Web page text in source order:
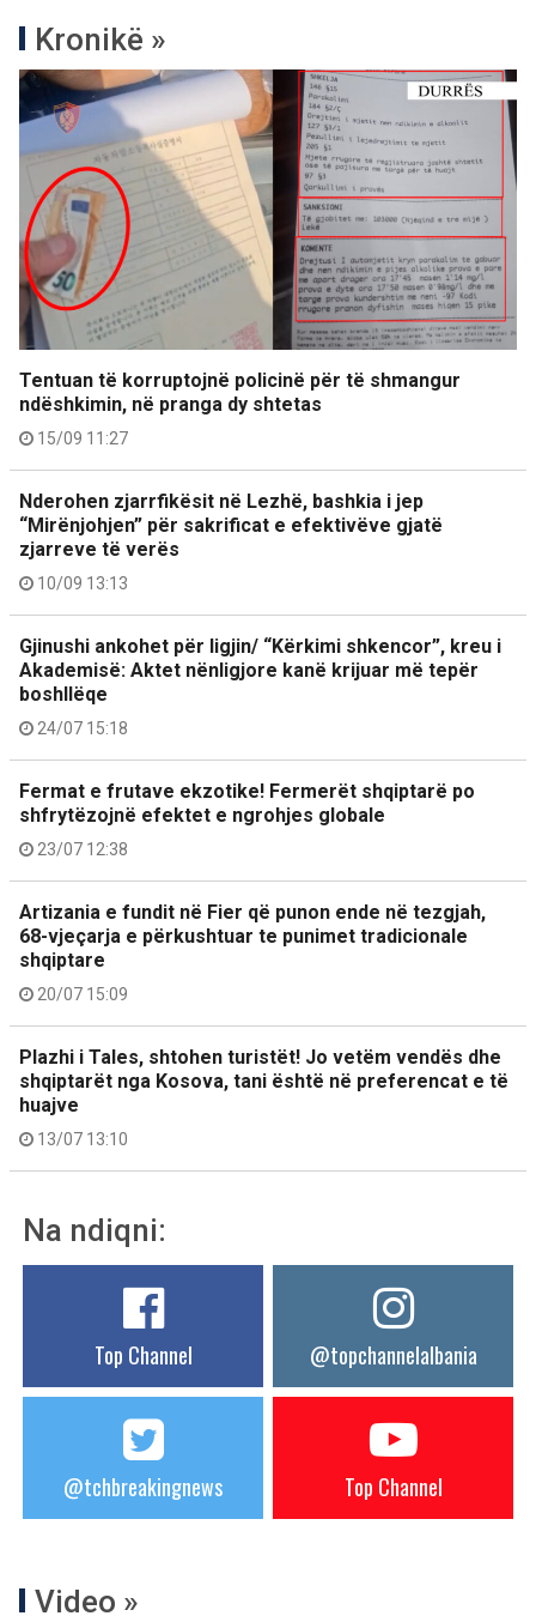
Kronikë »
Tentuan të korruptojnë policinë për të shmangur
ndëshkimin, në pranga dy shtetas
15/09 11:27
Nderohen zjarrfikësit në Lezhë, bashkia i jep
“Mirënjohjen” për sakrificat e efektivëve gjatë
zjarreve të verës
10/09 13:13
Gjinushi ankohet për ligjin/ “Kërkimi shkencor”, kreu i
Akademisë: Aktet nënligjore kanë krijuar më tepër
boshllëqe
24/07 15:18
Fermat e frutave ekzotike! Fermerët shqiptarë po
shfrytëzojnë efektet e ngrohjes globale
23/07 12:38
Artizania e fundit në Fier që punon ende në tezgjah,
68-vjeçarja e përkushtuar te punimet tradicionale
shqiptare
20/07 15:09
Plazhi i Tales, shtohen turistët! Jo vetëm vendës dhe
shqiptarët nga Kosova, tani është në preferencat e të
huajve
13/07 13:10
Na ndiqni:
Top Channel @topchannelalbania
@tchbreakingnews Top Channel
Video »